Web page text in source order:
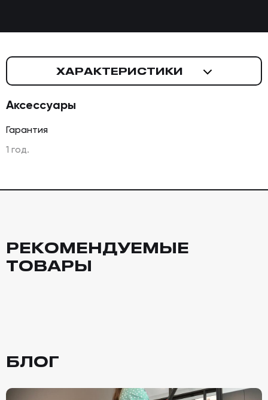
ХАРАКТЕРИСТИКИ
Аксессуары
Гарантия
1 год.
РЕКОМЕНДУЕМЫЕ
ТОВАРЫ
БЛОГ